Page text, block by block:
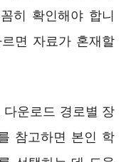
히 확인해야 합니
면 자료가 혼재할
운로드 경로별 장
참고하면 본인 학